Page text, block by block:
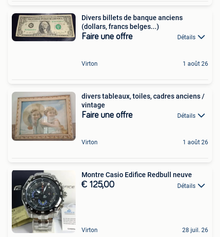
Divers billets de banque anciens
(dollars, francs belges...)
Faire une offre Détails
Virton 1 août 26
divers tableaux, toiles, cadres anciens /
vintage
Faire une offre Détails
Virton 1 août 26
Montre Casio Edifice Redbull neuve
€ 125,00 Détails
Virton 28 juil. 26